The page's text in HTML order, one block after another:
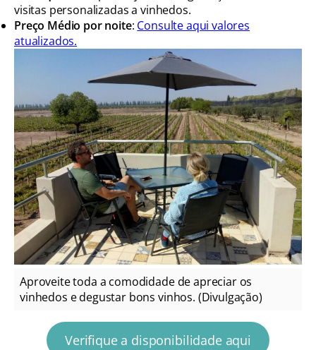
visitas personalizadas a vinhedos.
Preço Médio por noite: Consulte aqui valores
atualizados.
Aproveite toda a comodidade de apreciar os
vinhedos e degustar bons vinhos. (Divulgação)
Verifique a disponibilidade aqui